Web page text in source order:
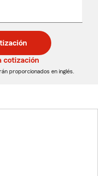
cotización
proporcionados en inglés.